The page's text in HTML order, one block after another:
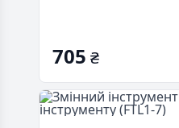
705 ₴